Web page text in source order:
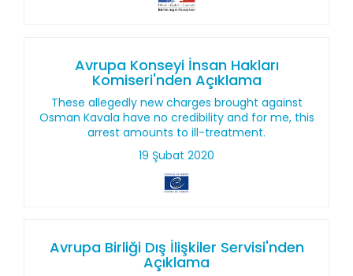
Avrupa Konseyi İnsan Hakları
Komiseri'nden Açıklama
These allegedly new charges brought against
Osman Kavala have no credibility and for me, this
arrest amounts to ill-treatment.
19 Şubat 2020
Avrupa Birliği Dış İlişkiler Servisi'nden
Açıklama